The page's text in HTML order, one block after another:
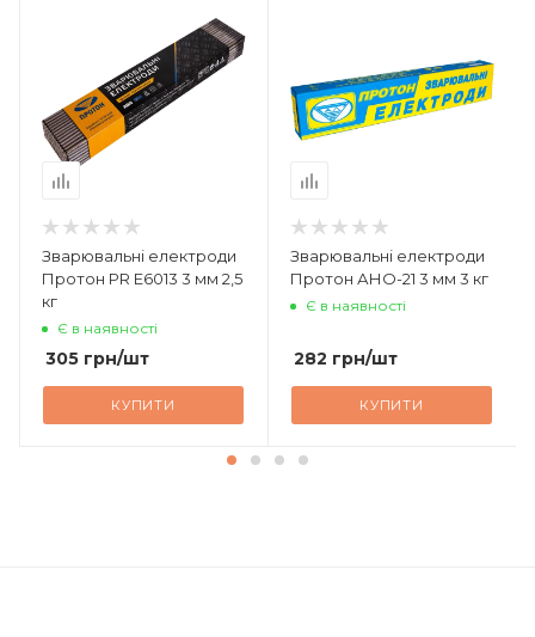
Зварювальні електроди
Протон PR E6013 3 мм 2,5
кг
Є в наявності
305 грн/шт
КУПИТИ
Зварювальні електроди
Протон АНО-21 3 мм 3 кг
Є в наявності
282 грн/шт
КУПИТИ